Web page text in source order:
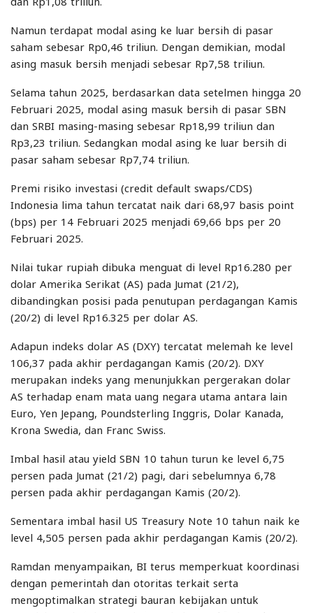
Namun terdapat modal asing ke luar bersih di pasar
saham sebesar Rp0,46 triliun. Dengan demikian, modal
asing masuk bersih menjadi sebesar Rp7,58 triliun.
Selama tahun 2025, berdasarkan data setelmen hingga 20
Februari 2025, modal asing masuk bersih di pasar SBN
dan SRBI masing-masing sebesar Rp18,99 triliun dan
Rp3,23 triliun. Sedangkan modal asing ke luar bersih di
pasar saham sebesar Rp7,74 triliun.
Premi risiko investasi (credit default swaps/CDS)
Indonesia lima tahun tercatat naik dari 68,97 basis point
(bps) per 14 Februari 2025 menjadi 69,66 bps per 20
Februari 2025.
Nilai tukar rupiah dibuka menguat di level Rp16.280 per
dolar Amerika Serikat (AS) pada Jumat (21/2),
dibandingkan posisi pada penutupan perdagangan Kamis
(20/2) di level Rp16.325 per dolar AS.
Adapun indeks dolar AS (DXY) tercatat melemah ke level
106,37 pada akhir perdagangan Kamis (20/2). DXY
merupakan indeks yang menunjukkan pergerakan dolar
AS terhadap enam mata uang negara utama antara lain
Euro, Yen Jepang, Poundsterling Inggris, Dolar Kanada,
Krona Swedia, dan Franc Swiss.
Imbal hasil atau yield SBN 10 tahun turun ke level 6,75
persen pada Jumat (21/2) pagi, dari sebelumnya 6,78
persen pada akhir perdagangan Kamis (20/2).
Sementara imbal hasil US Treasury Note 10 tahun naik ke
level 4,505 persen pada akhir perdagangan Kamis (20/2).
Ramdan menyampaikan, BI terus memperkuat koordinasi
dengan pemerintah dan otoritas terkait serta
mengoptimalkan strategi bauran kebijakan untuk